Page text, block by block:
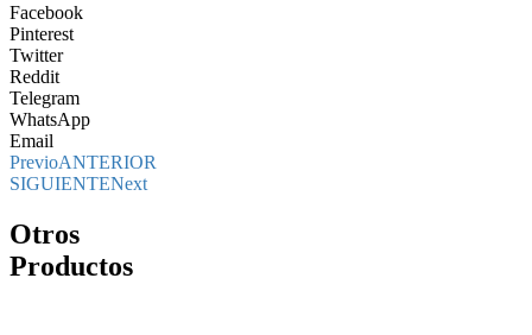
Facebook
Pinterest
Twitter
Reddit
Telegram
WhatsApp
Email
PrevioANTERIOR
SIGUIENTENext
Otros
Productos